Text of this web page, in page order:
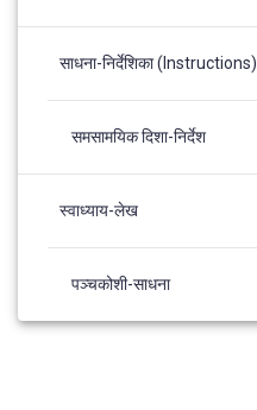
साधना-निर्देशिका (Instructions)
समसामयिक दिशा-निर्देश
स्वाध्याय-लेख
पञ्चकोशी-साधना